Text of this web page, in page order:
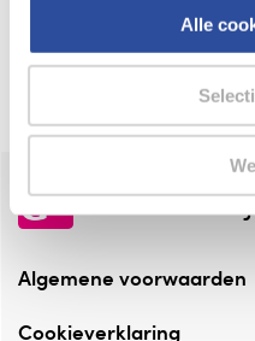
Alle
Altijd onze folder
Check onze
de
Algemene voorwaarden
Cookieverklaring